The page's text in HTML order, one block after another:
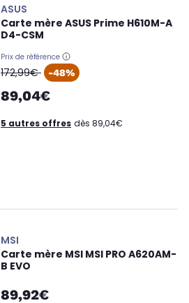
ASUS
Carte mère ASUS Prime H610M-A
D4-CSM
Prix de référence
oldPrice
172,99€ -48%
89,04€
5 autres offres dès 89,04€
MSI
Carte mère MSI MSI PRO A620AM-
B EVO
89,92€